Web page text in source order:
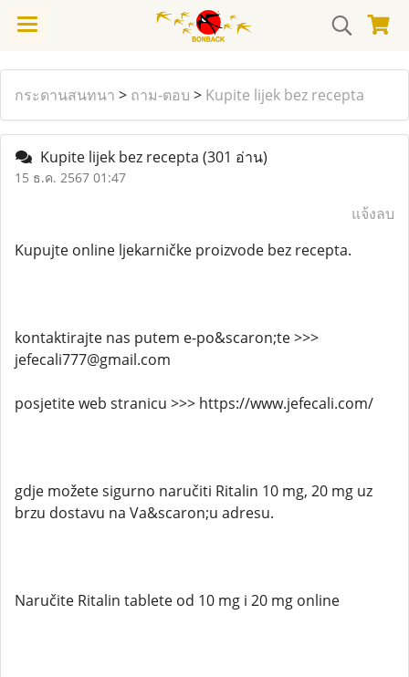
กระดานสนทนา > ถาม-ตอบ > Kupite lijek bez recepta
Kupite lijek bez recepta (301 อ่าน)
15 ธ.ค. 2567 01:47
แจ้งลบ
Kupujte online ljekarničke proizvode bez recepta.
kontaktirajte nas putem e-po&scaron;te >>>
jefecali777@gmail.com
posjetite web stranicu >>> https://www.jefecali.com/
gdje možete sigurno naručiti Ritalin 10 mg, 20 mg uz
brzu dostavu na Va&scaron;u adresu.
Naručite Ritalin tablete od 10 mg i 20 mg online